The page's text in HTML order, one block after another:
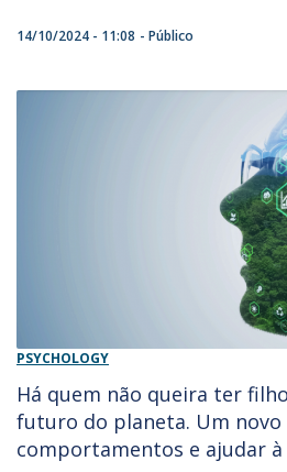
14/10/2024 - 11:08 Público
PSYCHOLOGY
Há quem não queira ter
futuro do planeta. Um
comportamentos e ajudar à